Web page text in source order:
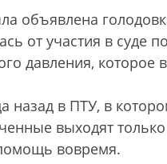
объявлена
от участия в суде
давления,
назад в ПТУ, в
выходят
вовремя.